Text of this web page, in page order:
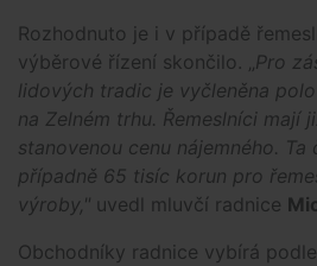
Rozhodnuto je i v případě
výběrové řízení skončilo. „ Pro
lidových tradic je vyčleněna
na Zelném trhu. Řemeslníci mají
stanovenou cenu nájemného. Ta
případně 65 tisíc korun pro
výroby," uvedl mluvčí radnice
Obchodníky radnice vybírá